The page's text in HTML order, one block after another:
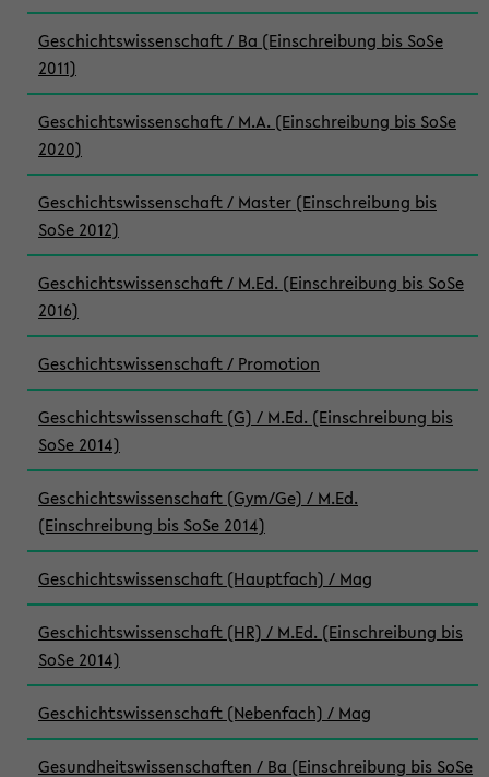
Geschichtswissenschaft / Ba (Einschreibung bis SoSe
2011)
Geschichtswissenschaft / M.A. (Einschreibung bis SoSe
2020)
Geschichtswissenschaft / Master (Einschreibung bis
SoSe 2012)
Geschichtswissenschaft / M.Ed. (Einschreibung bis SoSe
2016)
Geschichtswissenschaft / Promotion
Geschichtswissenschaft (G) / M.Ed. (Einschreibung bis
SoSe 2014)
Geschichtswissenschaft (Gym/Ge) / M.Ed.
(Einschreibung bis SoSe 2014)
Geschichtswissenschaft (Hauptfach) / Mag
Geschichtswissenschaft (HR) / M.Ed. (Einschreibung bis
SoSe 2014)
Geschichtswissenschaft (Nebenfach) / Mag
Gesundheitswissenschaften / Ba (Einschreibung bis SoSe